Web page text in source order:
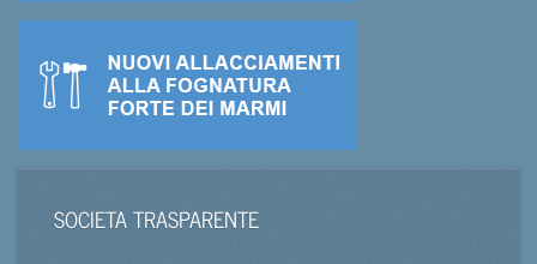
SOCIETA TRASPARENTE